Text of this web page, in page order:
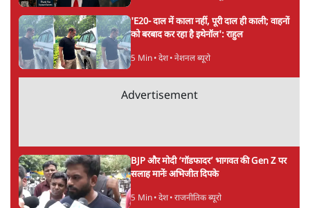
'E20- दाल में काला नहीं, पूरी दाल ही काली; वाहनों
को बरबाद कर रहा है इथेनॉल': राहुल
5 Min• देश• नेशनल ब्यूरो
Advertisement
BJP और मोदी ‘गॉडफादर’ भागवत की Gen Z पर
सलाह मानेंः अभिजीत दिपके
5 Min• देश• राजनीतिक ब्यूरो